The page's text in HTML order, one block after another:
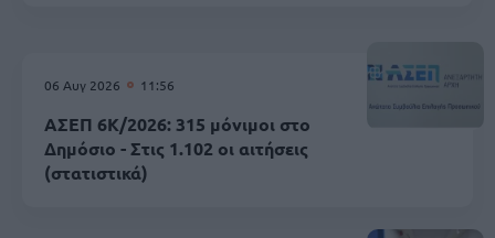
06 Αυγ 2026 11:56
ΑΣΕΠ 6Κ/2026: 315 μόνιμοι στο
Δημόσιο - Στις 1.102 οι αιτήσεις
(στατιστικά)